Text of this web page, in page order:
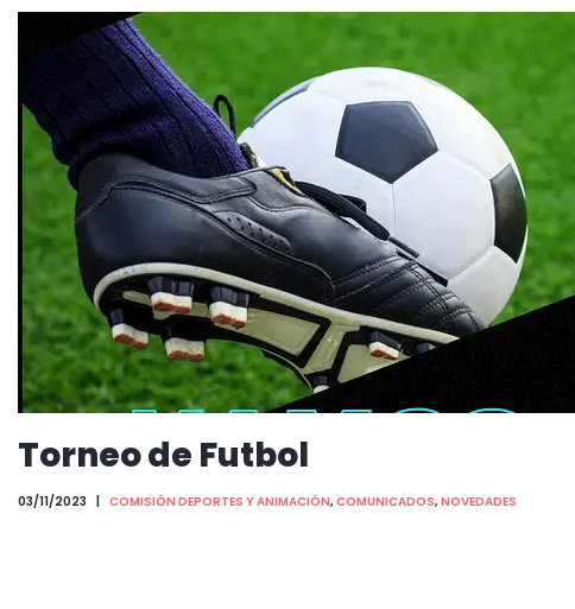
Torneo de Futbol
03/11/2023 COMISIÓN DEPORTES Y ANIMACIÓN, COMUNICADOS, NOVEDADES